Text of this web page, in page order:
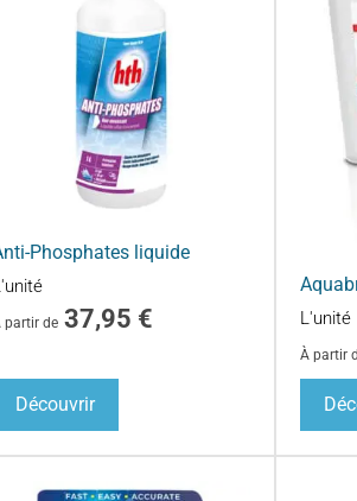
Phosphates liquide
partir de 37,95 €
Découvrir
L'unité
À partir